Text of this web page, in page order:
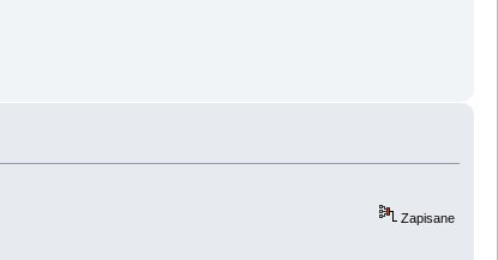
Zapisane